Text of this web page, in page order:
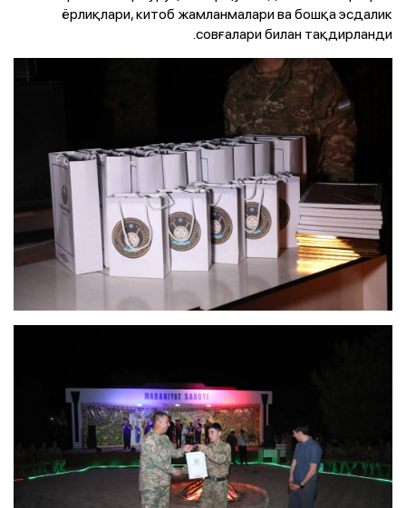
ёрлиқлари, китоб жамланмалари ва бошқа эсдалик
совғалари билан тақдирланди.